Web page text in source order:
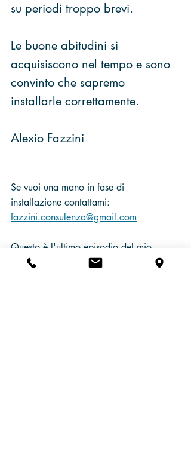
su periodi troppo brevi.
Le buone abitudini si
acquisiscono nel tempo e sono
convinto che sapremo
installarle correttamente.
Alexio Fazzini
Se vuoi una mano in fase di
installazione contattami:
fazzini.consulenza@gmail.com
Questo è l'ultimo episodio del mio
podcast, La Borsa...in poche parole, che